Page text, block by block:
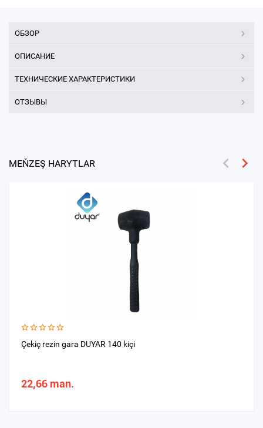
ОБЗОР
ОПИСАНИЕ
ТЕХНИЧЕСКИЕ ХАРАКТЕРИСТИКИ
ОТЗЫВЫ
MEŇZEŞ HARYTLAR
Çekiç rezin gara DUYAR 140 kiçi
22,66 man.